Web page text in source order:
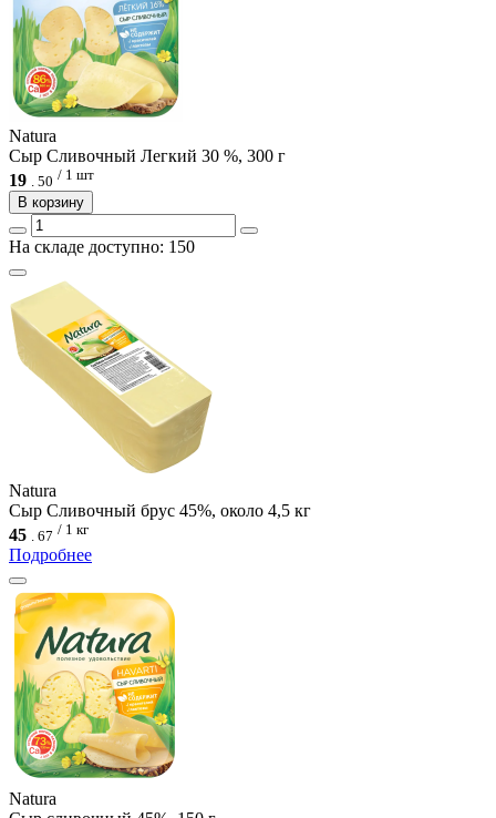
Natura
Сыр Сливочный Легкий 30 %, 300 г
19 . 50 / 1 шт
В корзину
На складе доступно: 150
Natura
Сыр Сливочный брус 45%, около 4,5 кг
45 . 67 / 1 кг
Подробнее
Natura